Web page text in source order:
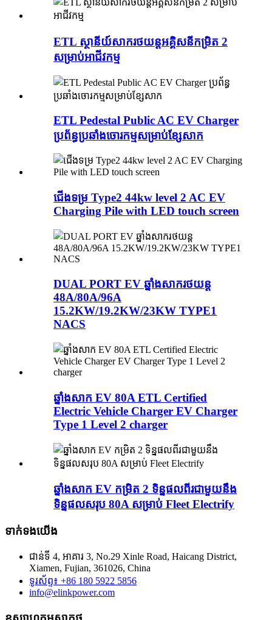
ETL ស្ថានីយ៍សាករថយន្តអគ្គិសនីកម្រិត 2
សម្រាប់អាជីវកម្ម
ETL Pedestal Public AC EV Charger
ប្រព័ន្ធប្រឆាំងចោរកម្មសម្រាប់ខ្សែសាក
ជើងទម្រ Type2 44kw level 2 AC EV
Charging Pile with LED touch screen
DUAL PORT EV ឆ្នាំងសាករថយន្ត
48A/80A/96A
15.2KW/19.2KW/23KW TYPE1
NACS
ឆ្នាំងសាក EV 80A ETL Certified
Electric Vehicle Charger EV Charger
Type 1 Level 2 charger
ឆ្នាំងសាក EV កម្រិត 2 ទិន្នផលពីរជាមួយនឹង
ទិន្នផលសរុប 80A សម្រាប់ Fleet Electrify
ទាក់ទង​យើង
ជាន់ទី 4, អាគារ 3, No.29 Xinle Road, Haicang District,
Xiamen, Fujian, 361026, China
ទូរស័ព្ទ៖ +86 180 5922 5856
info@elinkpower.com